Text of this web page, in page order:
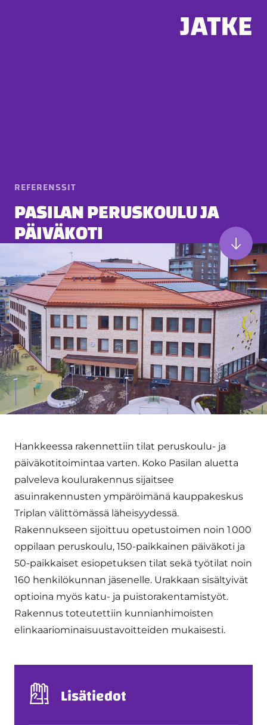
REFERENSSIT
PASILAN PERUSKOULU JA
PÄIVÄKOTI
Hankkeessa rakennettiin tilat peruskoulu- ja
päiväkotitoimintaa varten. Koko Pasilan aluetta
palveleva koulurakennus sijaitsee
asuinrakennusten ympäröimänä kauppakeskus
Triplan välittömässä läheisyydessä.
Rakennukseen sijoittuu opetustoimen noin 1 000
oppilaan peruskoulu, 150-paikkainen päiväkoti ja
50-paikkaiset esiopetuksen tilat sekä työtilat noin
160 henkilökunnan jäsenelle. Urakkaan sisältyivät
optioina myös katu- ja puistorakentamistyöt.
Rakennus toteutettiin kunnianhimoisten
elinkaariominaisuustavoitteiden mukaisesti.
Lisätiedot